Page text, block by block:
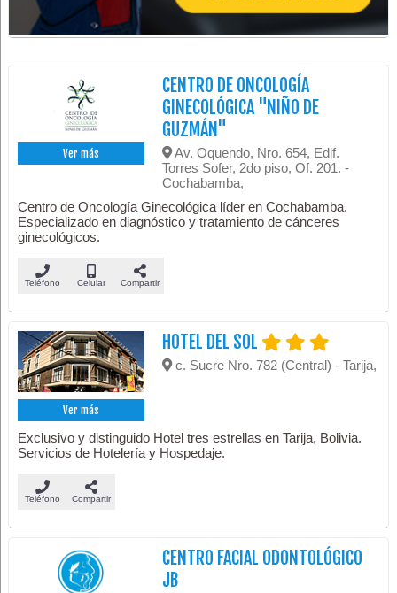
Ver más
CENTRO DE ONCOLOGÍA
GINECOLÓGICA "NIÑO DE
GUZMÁN"
Av. Oquendo, Nro. 654, Edif.
Torres Sofer, 2do piso, Of. 201. -
Cochabamba,
Centro de Oncología Ginecológica líder en Cochabamba.
Especializado en diagnóstico y tratamiento de cánceres
ginecológicos.
Teléfono Celular Compartir
Ver más
HOTEL DEL SOL
c. Sucre Nro. 782 (Central) - Tarija,
Exclusivo y distinguido Hotel tres estrellas en Tarija, Bolivia.
Servicios de Hotelería y Hospedaje.
Teléfono Compartir
CENTRO FACIAL ODONTOLÓGICO
JB